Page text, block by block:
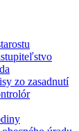
zo zasadnutí